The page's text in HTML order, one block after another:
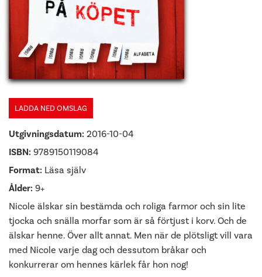
LADDA NED OMSLAG
Utgivningsdatum: 2016-10-04
ISBN: 9789150119084
Format: Läsa själv
Ålder: 9+
Nicole älskar sin bestämda och roliga farmor och sin lite
tjocka och snälla morfar som är så förtjust i korv. Och de
älskar henne. Över allt annat. Men när de plötsligt vill vara
med Nicole varje dag och dessutom bråkar och
konkurrerar om hennes kärlek får hon nog!